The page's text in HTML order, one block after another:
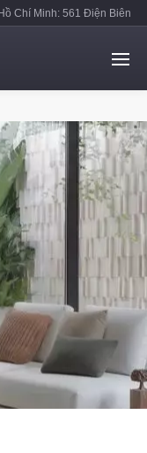
Chí Minh: 561 Điện Biên